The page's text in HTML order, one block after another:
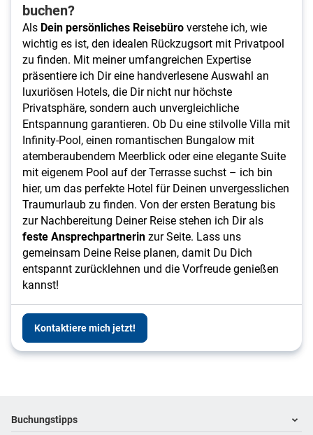
buchen?
Als Dein persönliches Reisebüroverstehe ich, wie
wichtig es ist, den idealen Rückzugsort mit Privatpool
zu finden. Mit meiner umfangreichen Expertise
präsentiere ich Dir eine handverlesene Auswahl an
luxuriösen Hotels, die Dir nicht nur höchste
Privatsphäre, sondern auch unvergleichliche
Entspannung garantieren. Ob Du eine stilvolle Villa mit
Infinity-Pool, einen romantischen Bungalow mit
atemberaubendem Meerblick oder eine elegante Suite
mit eigenem Pool auf der Terrasse suchst – ich bin
hier, um das perfekte Hotel für Deinen unvergesslichen
Traumurlaub zu finden. Von der ersten Beratung bis
zur Nachbereitung Deiner Reise stehen ich Dir als
feste Ansprechpartnerinzur Seite. Lass uns
gemeinsam Deine Reise planen, damit Du Dich
entspannt zurücklehnen und die Vorfreude genießen
kannst!
Kontaktiere mich jetzt!
Footer navigation
Buchungstipps